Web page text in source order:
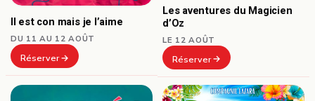
Il est con mais je l’aime
DU 11 AU 12 AOÛT
Réserver
Les aventures du Magicien
d’Oz
LE 12 AOÛT
Réserver